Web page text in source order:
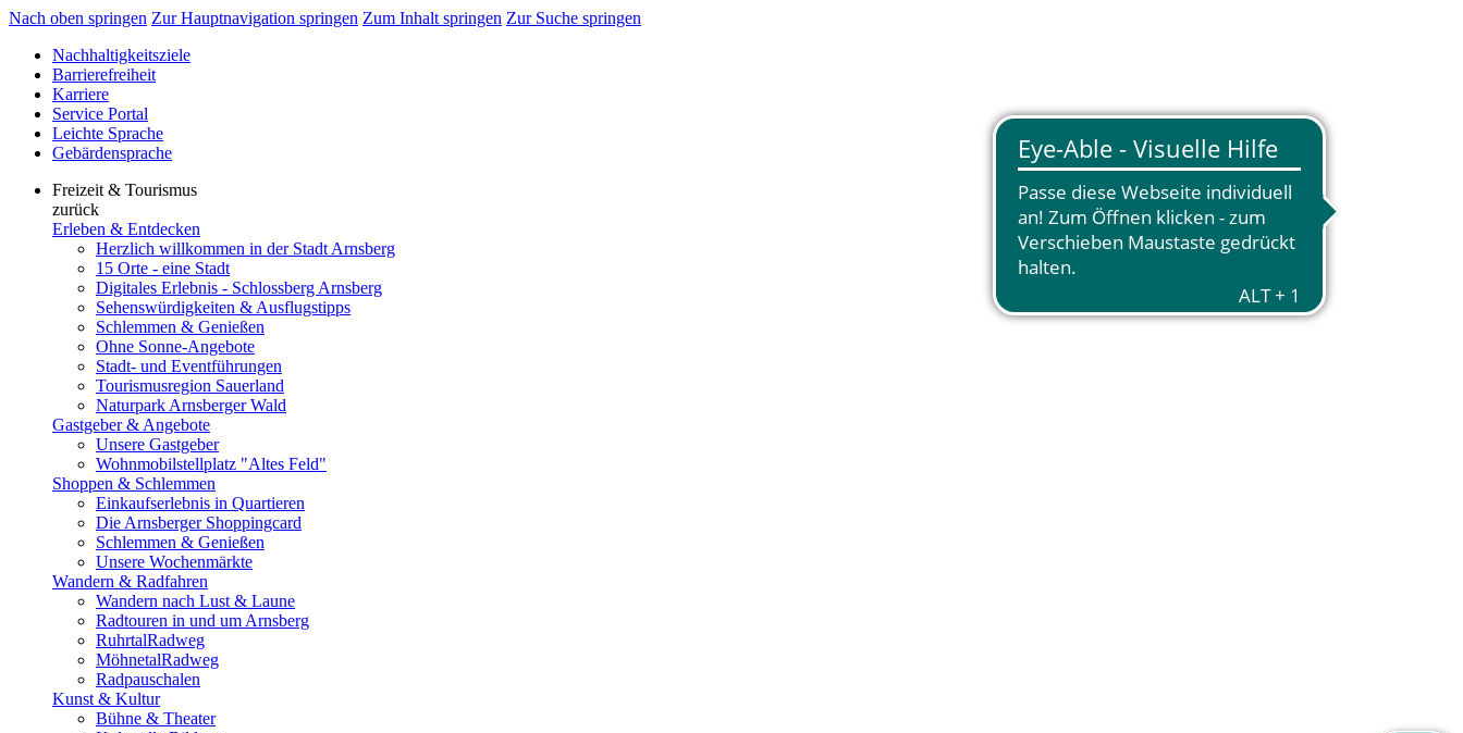
Nach oben springen Zur Hauptnavigation springen Zum Inhalt springen Zur Suche springen
Nachhaltigkeitsziele
Barrierefreiheit
Karriere
Service Portal
Leichte Sprache
Gebärdensprache
Freizeit & Tourismus
zurück
Erleben & Entdecken
Herzlich willkommen in der Stadt Arnsberg
15 Orte - eine Stadt
Digitales Erlebnis - Schlossberg Arnsberg
Sehenswürdigkeiten & Ausflugstipps
Schlemmen & Genießen
Ohne Sonne-Angebote
Stadt- und Eventführungen
Tourismusregion Sauerland
Naturpark Arnsberger Wald
Gastgeber & Angebote
Unsere Gastgeber
Wohnmobilstellplatz "Altes Feld"
Shoppen & Schlemmen
Einkaufserlebnis in Quartieren
Die Arnsberger Shoppingcard
Schlemmen & Genießen
Unsere Wochenmärkte
Wandern & Radfahren
Wandern nach Lust & Laune
Radtouren in und um Arnsberg
RuhrtalRadweg
MöhnetalRadweg
Radpauschalen
Kunst & Kultur
Bühne & Theater